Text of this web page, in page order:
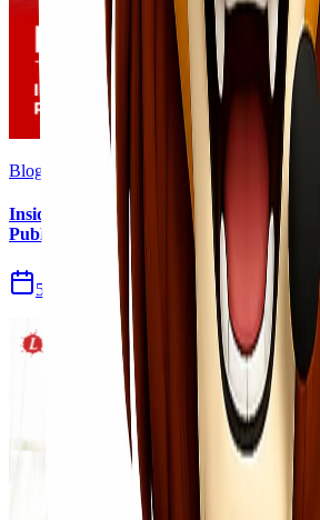
Blog
Insiden Kebakaran KM Mutiara
Publik
5 Agu 2026